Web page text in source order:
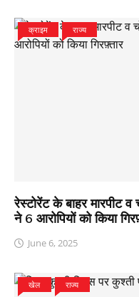
क्राइम राज्य
रेस्टोरेंट के बाहर मारपीट व
ने 6 आरोपियों को किया
June 6, 2025
खेल राज्य